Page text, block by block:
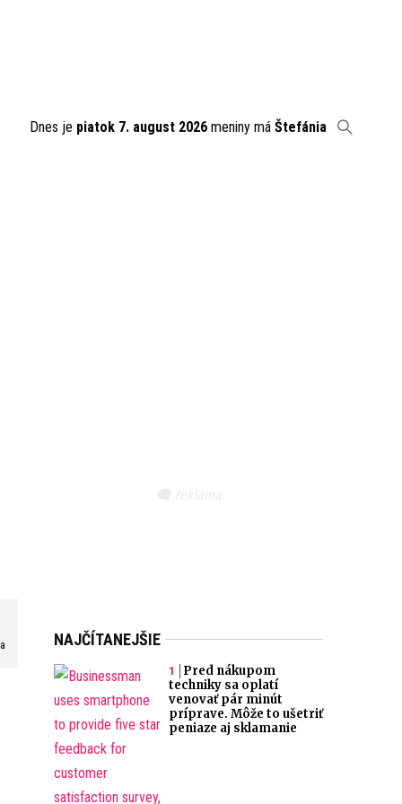
Dnes je piatok 7. august 2026 meniny má Štefánia
NAJČÍTANEJŠIE
Pred nákupom
techniky sa oplatí
venovať pár minút
príprave. Môže to ušetriť
peniaze aj sklamanie